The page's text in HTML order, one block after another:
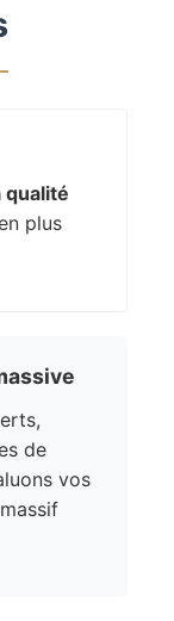
qualité
plus
de
vos